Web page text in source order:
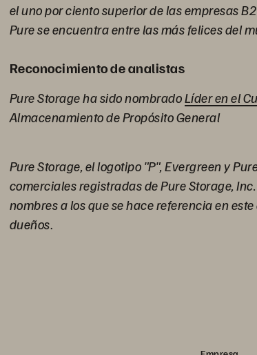
el uno por ciento superior de las empresas
Pure se encuentra entre las más felices del
Reconocimiento de analistas
Pure Storage ha sido nombradoLíder en el
Almacenamiento de Propósito General
Pure Storage, el logotipo "P", Evergreen y
comerciales registradas de Pure Storage,
nombres a los que se hace referencia en
dueños.